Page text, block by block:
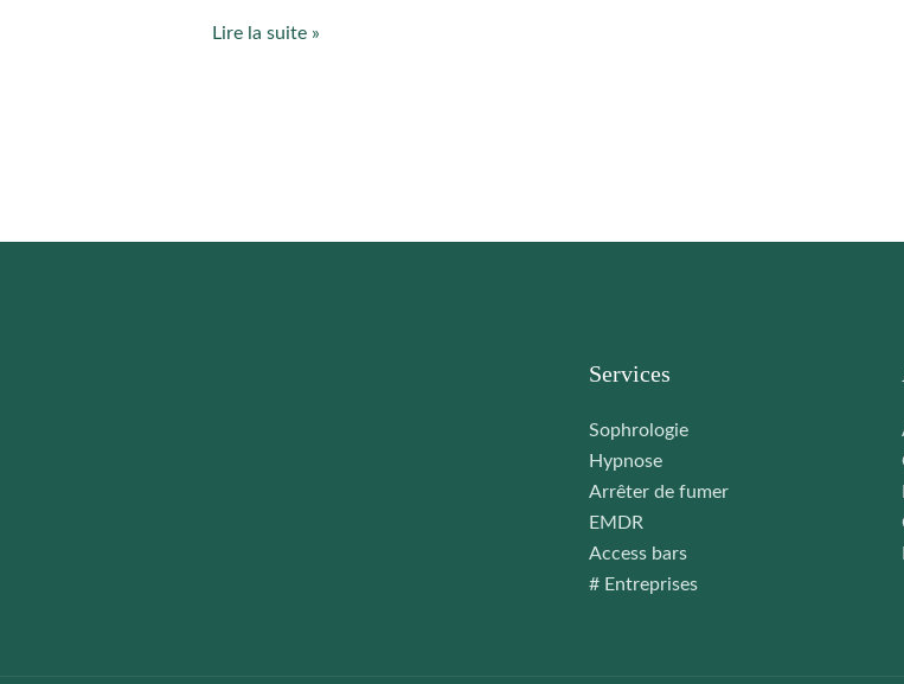
Lire la suite »
Services
Sophrologie
Hypnose
Arrêter de fumer
EMDR
Access bars
# Entreprises